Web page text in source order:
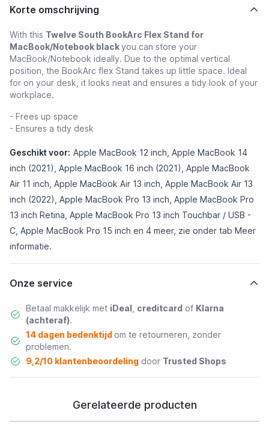
Korte omschrijving
With this Twelve South BookArc Flex Stand for
MacBook/Notebook blackyou can store your
MacBook/Notebook ideally. Due to the optimal vertical
position, the BookArc flex Stand takes up little space. Ideal
for on your desk, it looks neat and ensures a tidy look of your
workplace.
- Frees up space
- Ensures a tidy desk
Geschikt voor: Apple MacBook 12 inch, Apple MacBook 14
inch (2021), Apple MacBook 16 inch (2021), Apple MacBook
Air 11 inch, Apple MacBook Air 13 inch, Apple MacBook Air 13
inch (2022), Apple MacBook Pro 13 inch, Apple MacBook Pro
13 inch Retina, Apple MacBook Pro 13 inch Touchbar / USB -
C, Apple MacBook Pro 15 inch en 4 meer, zie onder tab Meer
informatie.
Onze service
Betaal makkelijk met iDeal creditcard of Klarna
(achteraf).
14 dagen bedenktijd om te retourneren, zonder
problemen.
9,2/10 klantenbeoordelingdoor Trusted Shops
Gerelateerde producten